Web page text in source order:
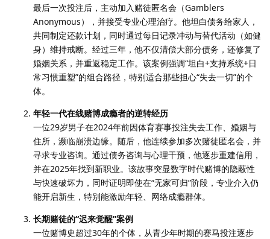
最后一次投注后，主动加入赌徒匿名会（Gamblers
Anonymous），并接受专业心理治疗。他坦白债务给家人，
共同制定还款计划，同时通过每日记录冲动与替代活动（如健
身）维持戒断。经过三年，他不仅清偿大部分债务，还修复了
婚姻关系，并重返稳定工作。该案例强调“坦白+支持系统+日
常习惯重塑”的组合路径，特别适合那些担心“失去一切”的个
体。
年轻一代在线赌博成瘾者的逆转经历
一位29岁男子在2024年前因体育赛事投注失去工作、婚姻与
住所，濒临崩溃边缘。随后，他连续参加多次赌徒匿名会，并
寻求专业咨询。通过债务咨询与心理干预，他逐步重建信用，
并在2025年找到新职业。该故事突显数字时代赌博的隐蔽性
与快速破坏力，同时证明即使在“无家可归”阶段，专业介入仍
能开启新生，特别能激励年轻、网络成瘾群体。
长期赌徒的“迟来觉醒”案例
一位赌博史超过30年的个体，从青少年时期的赛马投注逐步